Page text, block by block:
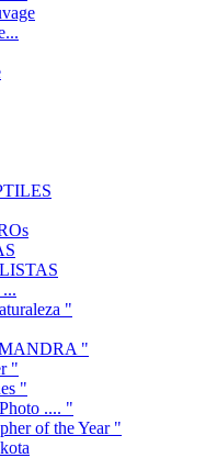
"
"
"
"
.... "
of the Year "